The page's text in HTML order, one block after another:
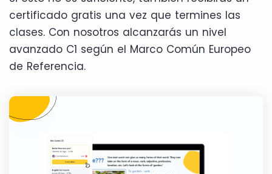
certificado gratis una vez que termines las
clases. Con nosotros alcanzarás un nivel
avanzado C1 según el Marco Común Europeo
de Referencia.